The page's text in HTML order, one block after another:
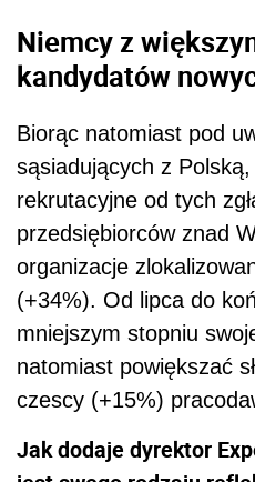
Niemcy z
kandydatów
Biorąc natomiast pod
sąsiadujących z
rekrutacyjne od tych
przedsiębiorców znad
organizacje
(+34%). Od lipca do
mniejszym stopniu
natomiast powiększać
czescy (+15%)
Jak dodaje dyrektor